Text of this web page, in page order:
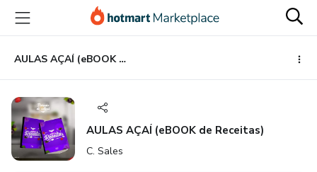
para
conteúdo
principal
para
pagamento
para
rodapé
AULAS AÇAÍ (eBOOK de Receitas)
AULAS AÇAÍ (eBOOK de Receitas)
C. Sales